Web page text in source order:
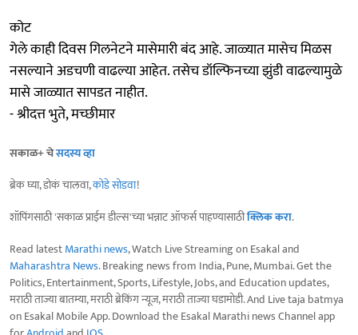
कोट
गेले काही दिवस गिलनेटने मासेमारी बंद आहे. जाळ्यात मासेच मिळस
नसल्याने अडचणी वाढल्या आहेत. तसेच डॉल्फिनच्या झुंडी वाढल्यामुळे
मासे जाळ्यात सापडत नाहीत.
- श्रीदत्त भुते, मच्छीमार
सकाळ+ चेसदस्य व्हा
ब्रेक घ्या, डोकं चालवा,कोडे सोडवा!
शॉपिंगसाठी 'सकाळ प्राईम डील्स'च्या भन्नाट ऑफर्स पाहण्यासाठीक्लिक करा.
Read latestMarathi news, Watch Live Streaming on Esakal and
Maharashtra News. Breaking news from India, Pune, Mumbai. Get the
Politics, Entertainment, Sports, Lifestyle, Jobs, and Education updates,
मराठी ताज्या बातम्या, मराठी ब्रेकिंग न्यूज, मराठी ताज्या घडामोडी. And Live taja batmya
on Esakal Mobile App. Download the Esakal Marathi news Channel app